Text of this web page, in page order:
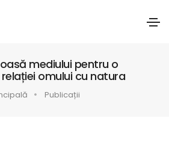
mediului pentru o
omului cu natura
Publicații